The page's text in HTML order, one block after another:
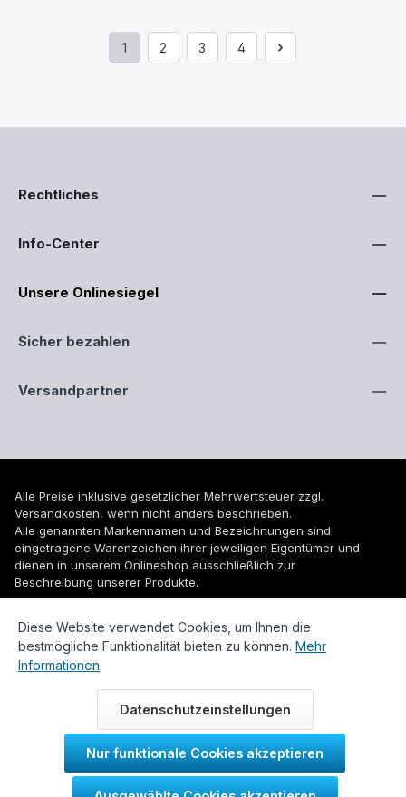
Seite
1
Seite
2
Seite
3
Seite
4
Rechtliches
Info-Center
Unsere Onlinesiegel
Sicher bezahlen
Versandpartner
Alle Preise inklusive gesetzlicher Mehrwertsteuer zzgl.
Versandkosten, wenn nicht anders beschrieben.
Alle genannten Markennamen und Bezeichnungen sind
eingetragene Warenzeichen ihrer jeweiligen Eigentümer und
dienen in unserem Onlineshop ausschließlich zur
Beschreibung unserer Produkte.
© 2026 WUH24.de - Weigel und Unger Heizungs- und
Sanitärtechnik GmbH
Diese Website verwendet Cookies, um Ihnen die
bestmögliche Funktionalität bieten zu können. Mehr
Informationen.
Datenschutzeinstellungen
Nur funktionale Cookies akzeptieren
Durch IT-Recht Kanzlei